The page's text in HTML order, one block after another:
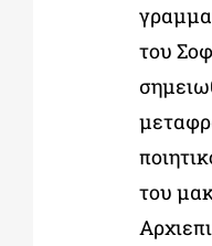
του
του